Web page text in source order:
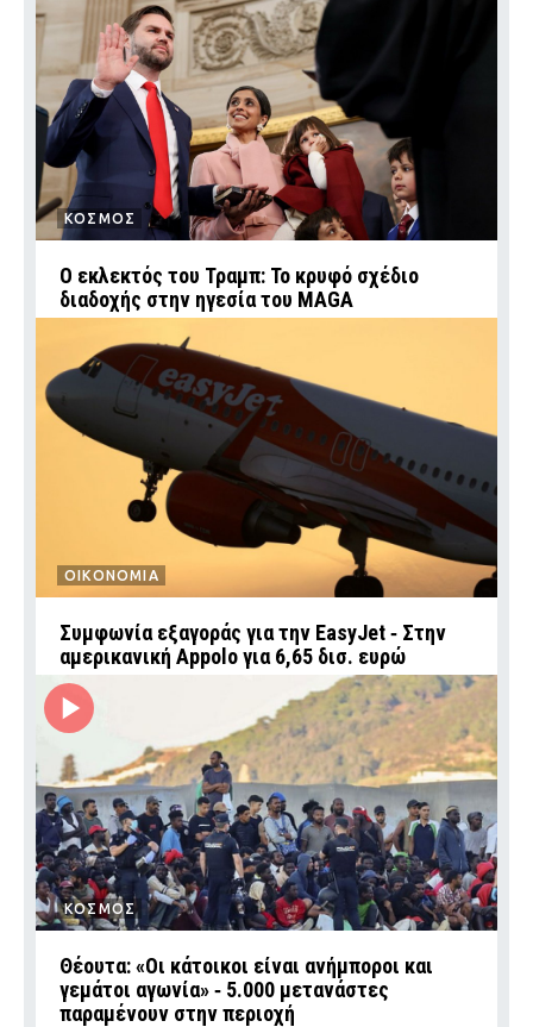
ΚΟΣΜΟΣ
Ο εκλεκτός του Τραμπ: Το κρυφό σχέδιο
διαδοχής στην ηγεσία του MAGA
ΟΙΚΟΝΟΜΙΑ
Συμφωνία εξαγοράς για την EasyJet ‑ Στην
αμερικανική Appolo για 6,65 δισ. ευρώ
ΚΟΣΜΟΣ
Θέουτα: «Οι κάτοικοι είναι ανήμποροι και
γεμάτοι αγωνία» ‑ 5.000 μετανάστες
παραμένουν στην περιοχή